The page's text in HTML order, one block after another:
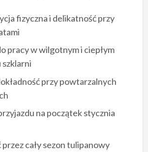
fizyczna i delikatność przy
pracy w wilgotnym i ciepłym
przy powtarzalnych
na początek stycznia
cały sezon tulipanowy